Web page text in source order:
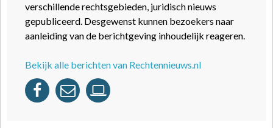
verschillende rechtsgebieden, juridisch nieuws
gepubliceerd. Desgewenst kunnen bezoekers naar
aanleiding van de berichtgeving inhoudelijk reageren.
Bekijk alle berichten van Rechtennieuws.nl